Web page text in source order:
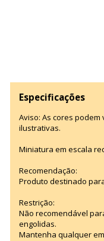
Especificações
Aviso: As cores
ilustrativas.
Miniatura em escala
Recomendação:
Produto destinado
Restrição:
Não recomendável
engolidas.
Mantenha qualquer